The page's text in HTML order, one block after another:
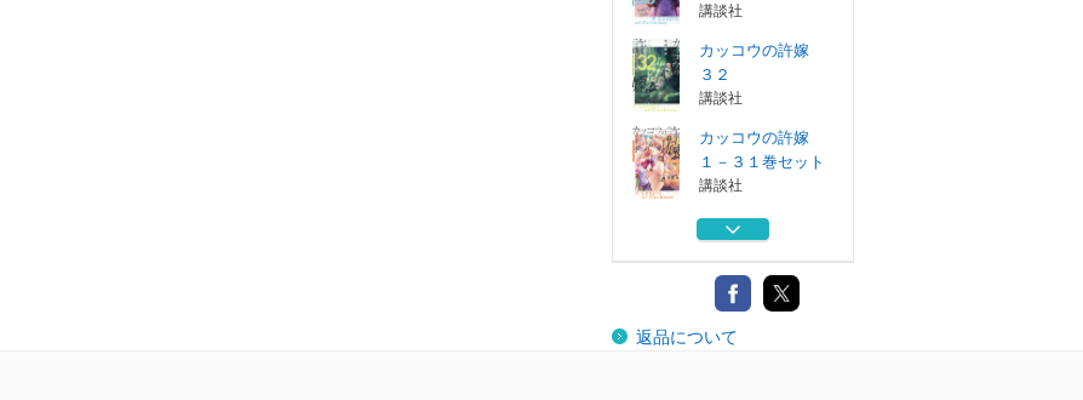
講談社
カッコウの許嫁
３２
講談社
カッコウの許嫁
１－３１巻セット
講談社
カッコウの許嫁
講談社
カッコウの許嫁
３３
返品について